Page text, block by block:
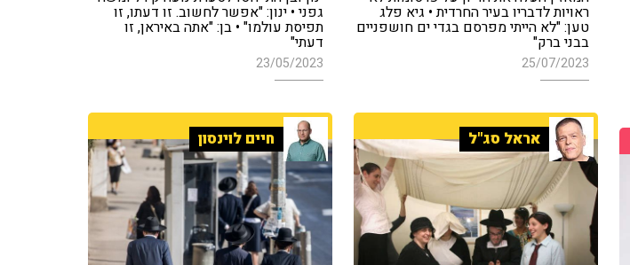
ראויות לדבריו בעיר החרדית • גיא פלג
טען: "לא הייתי מפרסם בגדי ים חושפניים
בבני ברק"
25/07/2023
גפני • ינון: "אפשר לחשוב. זו דעתו, זו
תפיסת עולמו" • בן: "אתה באיראן, זו
דעתי"
23/05/2023
אראל סג"ל חיים לוינסון